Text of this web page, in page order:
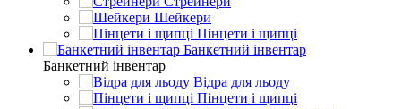
Шейкери
Пінцети і щипці
Банкетний інвентар
Банкетний інвентар
Відра для льоду
Пінцети і щипці